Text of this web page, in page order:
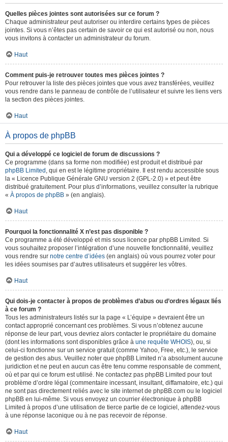
Quelles pièces jointes sont autorisées sur ce forum ?
Chaque administrateur peut autoriser ou interdire certains types de pièces
jointes. Si vous n’êtes pas certain de savoir ce qui est autorisé ou non, nous
vous invitons à contacter un administrateur du forum.
Haut
Comment puis-je retrouver toutes mes pièces jointes ?
Pour retrouver la liste des pièces jointes que vous avez transférées, veuillez
vous rendre dans le panneau de contrôle de l’utilisateur et suivre les liens vers
la section des pièces jointes.
Haut
À propos de phpBB
Qui a développé ce logiciel de forum de discussions ?
Ce programme (dans sa forme non modifiée) est produit et distribué par
phpBB Limited , qui en est le légitime propriétaire. Il est rendu accessible sous
la « Licence Publique Générale GNU version 2 (GPL-2.0) » et peut être
distribué gratuitement. Pour plus d’informations, veuillez consulter la rubrique
« À propos de phpBB » (en anglais).
Haut
Pourquoi la fonctionnalité X n’est pas disponible ?
Ce programme a été développé et mis sous licence par phpBB Limited. Si
vous souhaitez proposer l’intégration d’une nouvelle fonctionnalité, veuillez
vous rendre sur notre centre d’idées (en anglais) où vous pourrez voter pour
les idées soumises par d’autres utilisateurs et suggérer les vôtres.
Haut
Qui dois-je contacter à propos de problèmes d’abus ou d’ordres légaux liés
à ce forum ?
Tous les administrateurs listés sur la page « L’équipe » devraient être un
contact approprié concernant ces problèmes. Si vous n’obtenez aucune
réponse de leur part, vous devriez alors contacter le propriétaire du domaine
(dont les informations sont disponibles grâce à une requête WHOIS), ou, si
celui-ci fonctionne sur un service gratuit (comme Yahoo, Free, etc.), le service
de gestion des abus. Veuillez noter que phpBB Limited n’a absolument aucune
juridiction et ne peut en aucun cas être tenu comme responsable de comment,
où et par qui ce forum est utilisé. Ne contactez pas phpBB Limited pour tout
problème d’ordre légal (commentaire incessant, insultant, diffamatoire, etc.) qui
ne sont pas directement reliés avec le site internet de phpBB.com ou le logiciel
phpBB en lui-même. Si vous envoyez un courrier électronique à phpBB
Limited à propos d’une utilisation de tierce partie de ce logiciel, attendez-vous
à une réponse laconique ou à ne pas recevoir de réponse.
Haut